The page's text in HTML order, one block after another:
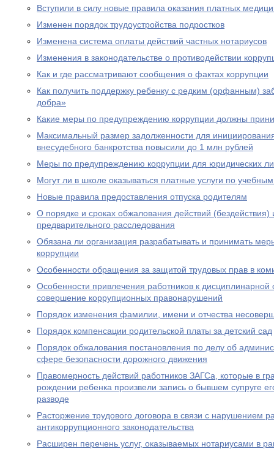
Вступили в силу новые правила оказания платных
Изменен порядок трудоустройства подростков
Изменена система оплаты действий частных нотариусов
Изменения в законодательстве о противодействии
Как и где рассматривают сообщения о фактах коррупции
Как получить поддержку ребенку с редким (орфанным)
добра»
Какие меры по предупреждению коррупции должны
Максимальный размер задолженности для
внесудебного банкротства повысили до 1 млн рублей
Меры по предупреждению коррупции для юридических
Могут ли в школе оказываться платные услуги по
Новые правила предоставления отпуска родителям
О порядке и сроках обжалования действий
предварительного расследования
Обязана ли организация разрабатывать и принимать
коррупции
Особенности обращения за защитой трудовых прав в
Особенности привлечения работников к дисциплинарной
совершение коррупционных правонарушений
Порядок изменения фамилии, имени и отчества
Порядок компенсации родительской платы за детский сад
Порядок обжалования постановления по делу об
сфере безопасности дорожного движения
Правомерность действий работников ЗАГСа, которые в
рождении ребенка произвели запись о бывшем супруге
разводе
Расторжение трудового договора в связи с нарушением
антикоррупционного законодательства
Расширен перечень услуг, оказываемых нотариусами в